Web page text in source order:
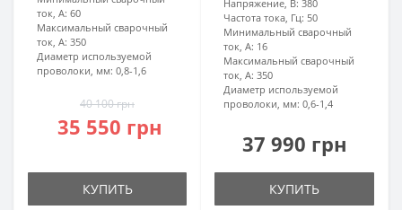
ток, А: 60
Максимальный сварочный
ток, А: 350
Диаметр используемой
проволоки, мм: 0,8-1,6
40 100 грн
35 550 грн
КУПИТЬ
Напряжение, В: 380
Частота тока, Гц: 50
Минимальный сварочный
ток, А: 16
Максимальный сварочный
ток, А: 350
Диаметр используемой
проволоки, мм: 0,6-1,4
37 990 грн
КУПИТЬ